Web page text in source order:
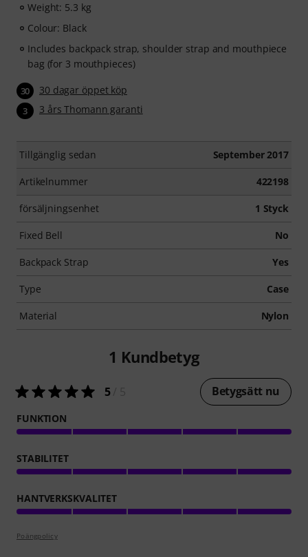
Weight: 5.3 kg
Colour: Black
Includes backpack strap, shoulder strap and mouthpiece
bag (for 3 mouthpieces)
30 30 dagar öppet köp
3 3 års Thomann garanti
Tillgänglig sedan September 2017
Artikelnummer 422198
försäljningsenhet 1 Styck
Fixed Bell No
Backpack Strap Yes
Type Case
Material Nylon
1 Kundbetyg
5/ 5 Betygsätt nu
FUNKTION
STABILITET
HANTVERKSKVALITET
Poängpolicy